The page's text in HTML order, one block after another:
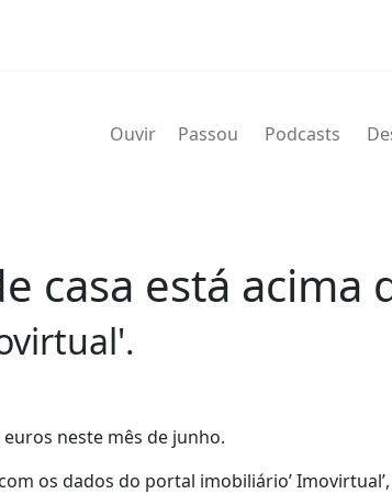
Ouvir Passou Podcasts
casa está acima
neste mês de junho.
os dados do portal imobiliário’